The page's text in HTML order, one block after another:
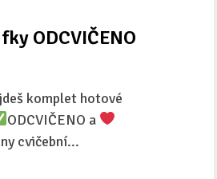
ODCVIČENO
komplet hotové
ODCVIČENO a
cvičební...